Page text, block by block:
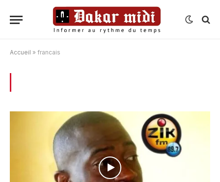
Accueil » francais